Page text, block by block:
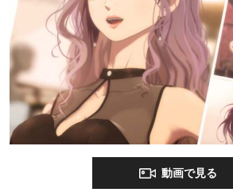
動画で見る